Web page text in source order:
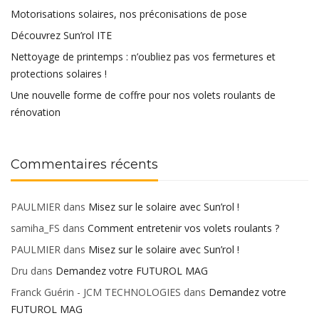
Motorisations solaires, nos préconisations de pose
Découvrez Sun’rol ITE
Nettoyage de printemps : n’oubliez pas vos fermetures et
protections solaires !
Une nouvelle forme de coffre pour nos volets roulants de
rénovation
Commentaires récents
PAULMIER dans Misez sur le solaire avec Sun’rol !
samiha_FS dans Comment entretenir vos volets roulants ?
PAULMIER dans Misez sur le solaire avec Sun’rol !
Dru dans Demandez votre FUTUROL MAG
Franck Guérin - JCM TECHNOLOGIES dans Demandez votre
FUTUROL MAG